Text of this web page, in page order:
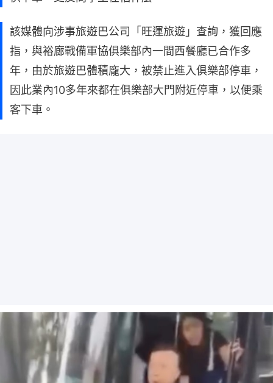
該媒體向涉事旅遊巴公司「旺運旅遊」查詢，獲回應
指，與裕廊戰備軍協俱樂部內一間西餐廳已合作多
年，由於旅遊巴體積龐大，被禁止進入俱樂部停車，
因此業內10多年來都在俱樂部大門附近停車，以便乘
客下車。